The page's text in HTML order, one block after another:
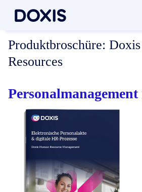
Produktbroschüre:
Resources